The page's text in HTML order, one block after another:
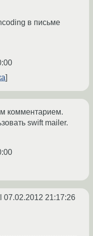
в письме
комментарием.
swift mailer.
07.02.2012 21:17:26